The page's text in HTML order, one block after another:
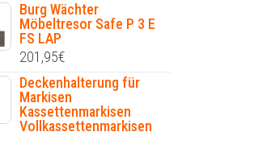
Burg Wächter
Möbeltresor Safe P 3 E
FS LAP
201,95€
Deckenhalterung für
Markisen
Kassettenmarkisen
Vollkassettenmarkisen